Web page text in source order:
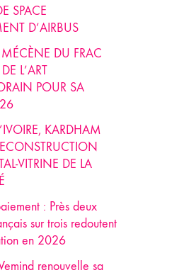
SPACE
D’AIRBUS
DU FRAC
L’ART
POUR SA
KARDHAM
VITRINE DE LA
: Près deux
sur trois redoutent
en 2026
renouvelle sa